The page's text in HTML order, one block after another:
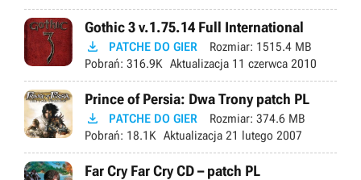
Gothic 3 v.1.75.14 Full International
 PATCHE DO GIER Rozmiar: 1515.4 MB
Pobrań: 316.9K Aktualizacja 11 czerwca 2010
Prince of Persia: Dwa Trony patch PL
 PATCHE DO GIER Rozmiar: 374.6 MB
Pobrań: 18.1K Aktualizacja 21 lutego 2007
Far Cry Far Cry CD – patch PL